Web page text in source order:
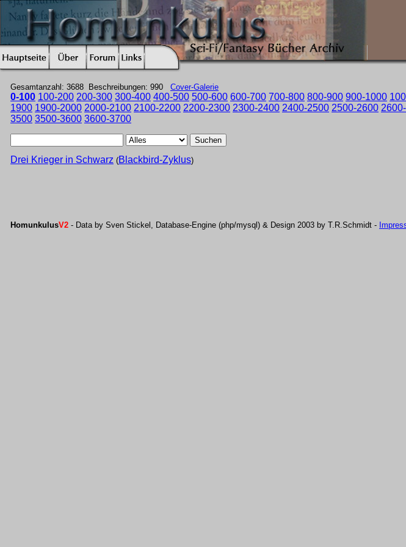
Gesamtanzahl: 3688 Beschreibungen: 990 Cover-Galerie
0-100 100-200 200-300 300-400 400-500 500-600 600-700 700-800 800-900 900-1000
1900 1900-2000 2000-2100 2100-2200 2200-2300 2300-2400 2400-2500 2500-2600
3500 3500-3600 3600-3700
Suchen
Drei Krieger in Schwarz (Blackbird-Zyklus)
HomunkulusV2 - Data by Sven Stickel, Database-Engine (php/mysql) & Design 2003 by T.R.Schmidt -